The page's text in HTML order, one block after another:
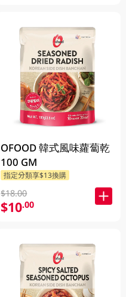
OFOOD 韓式風味蘿蔔乾
100 GM
指定分類享$13換購
$18.00
$10.00